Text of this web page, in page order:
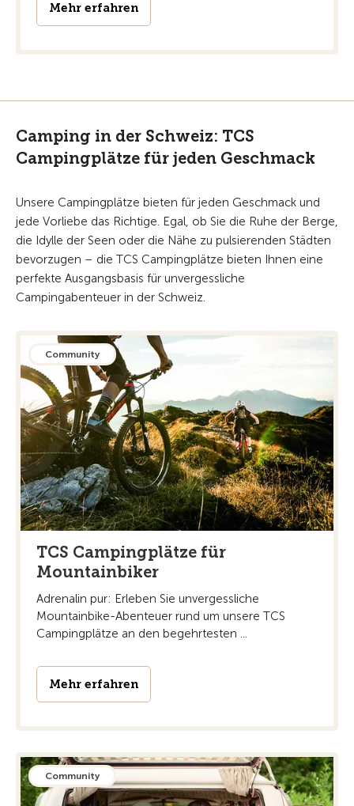
Mehr erfahren
Camping in der Schweiz: TCS
Campingplätze für jeden Geschmack
Unsere Campingplätze bieten für jeden Geschmack und
jede Vorliebe das Richtige. Egal, ob Sie die Ruhe der Berge,
die Idylle der Seen oder die Nähe zu pulsierenden Städten
bevorzugen – die TCS Campingplätze bieten Ihnen eine
perfekte Ausgangsbasis für unvergessliche
Campingabenteuer in der Schweiz.
Community
TCS Campingplätze für
Mountainbiker
Adrenalin pur: Erleben Sie unvergessliche
Mountainbike-Abenteuer rund um unsere TCS
Campingplätze an den begehrtesten ...
Mehr erfahren
Community